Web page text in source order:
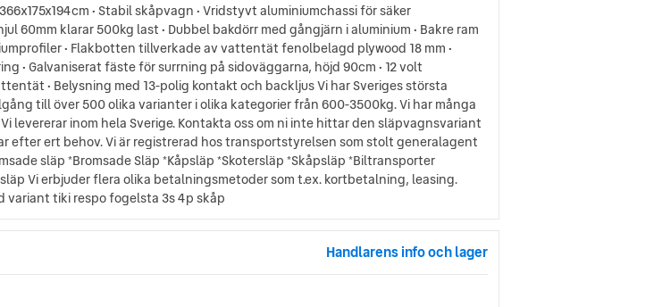
• Stabil skåpvagn • Vridstyvt aluminiumchassi för säker
60mm klarar 500kg last • Dubbel bakdörr med gångjärn i aluminium • Bakre ram
• Flakbotten tillverkade av vattentät fenolbelagd plywood 18 mm •
• Galvaniserat fäste för surrning på sidoväggarna, höjd 90cm • 12 volt
• Belysning med 13-polig kontakt och backljus Vi har Sveriges största
till över 500 olika varianter i olika kategorier från 600-3500kg. Vi har många
levererar inom hela Sverige. Kontakta oss om ni inte hittar den släpvagnsvariant
efter ert behov. Vi är registrerad hos transportstyrelsen som stolt generalagent
släp *Bromsade Släp *Kåpsläp *Skotersläp *Skåpsläp *Biltransporter
Vi erbjuder flera olika betalningsmetoder som t.ex. kortbetalning, leasing.
variant tiki respo fogelsta 3s 4p skåp
Handlarens info och lager